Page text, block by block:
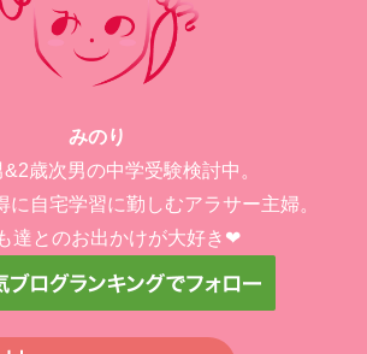
みのり
歳次男の中学受験検討中。
に自宅学習に勤しむアラサー主婦。
達とのお出かけが大好き❤︎